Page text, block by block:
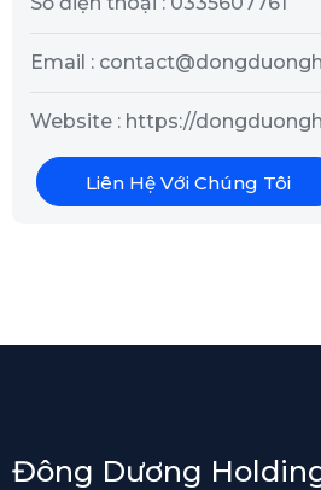
Email :
Website : https://
Liên Hệ Với Chúng Tôi
Đông Dương